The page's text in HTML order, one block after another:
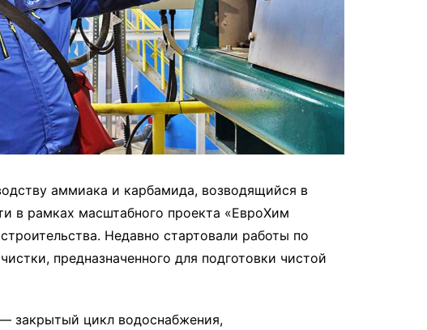
аммиака и карбамида, возводящийся в
в рамках масштабного проекта «ЕвроХим
Недавно стартовали работы по
предназначенного для подготовки чистой
закрытый цикл водоснабжения,